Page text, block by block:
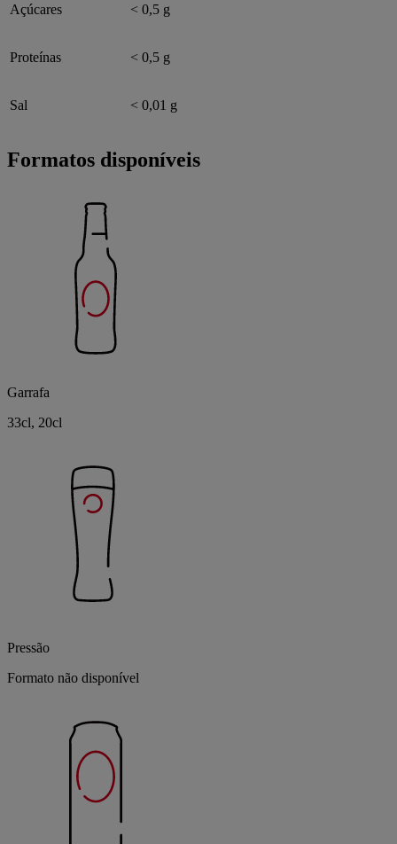
Açúcares < 0,5 g
Proteínas < 0,5 g
Sal < 0,01 g
Formatos disponíveis
Garrafa
33cl, 20cl
Pressão
Formato não disponível